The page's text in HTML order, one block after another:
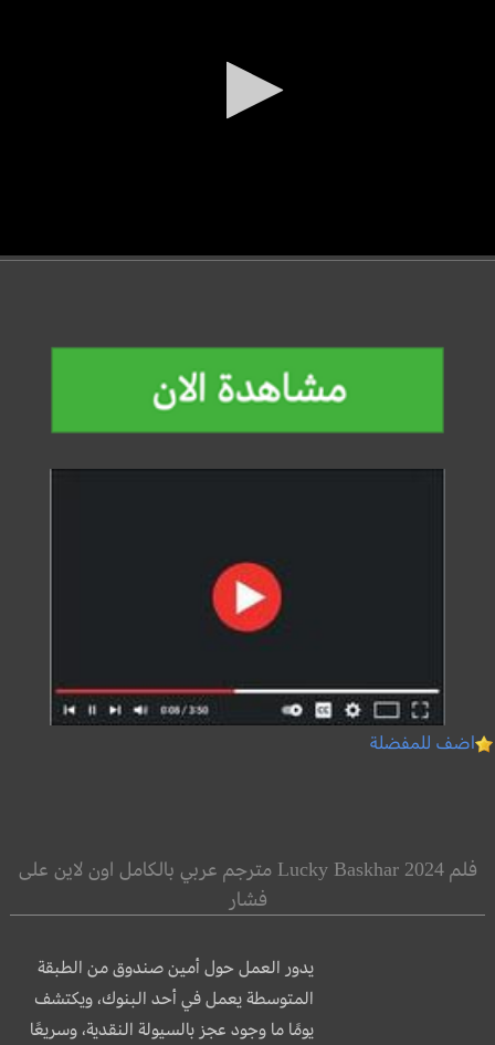
اضف للمفضلة
فلم Lucky Baskhar 2024 مترجم عربي بالكامل اون لاين على
فشار
يدور العمل حول أمين صندوق من الطبقة
المتوسطة يعمل في أحد البنوك، ويكتشف
يومًا ما وجود عجز بالسيولة النقدية، وسريعًا